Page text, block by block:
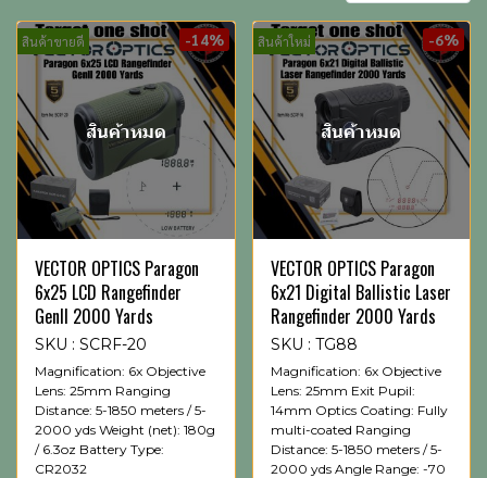
สินค้าขายดี -14%
สินค้าหมด
VECTOR OPTICS Paragon
6x25 LCD Rangefinder
GenII 2000 Yards
SKU : SCRF-20
Magnification: 6x Objective
Lens: 25mm Ranging
Distance: 5-1850 meters / 5-
2000 yds Weight (net): 180g
/ 6.3oz Battery Type:
CR2032
สินค้าใหม่ -6%
สินค้าหมด
VECTOR OPTICS Paragon
6x21 Digital Ballistic Laser
Rangefinder 2000 Yards
SKU : TG88
Magnification: 6x Objective
Lens: 25mm Exit Pupil:
14mm Optics Coating: Fully
multi-coated Ranging
Distance: 5-1850 meters / 5-
2000 yds Angle Range: -70